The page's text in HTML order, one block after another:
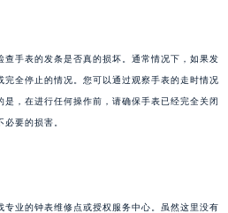
手表的发条是否真的损坏。通常情况下，如果发
全停止的情况。您可以通过观察手表的走时情况
，在进行任何操作前，请确保手表已经完全关闭
要的损害。
业的钟表维修点或授权服务中心。虽然这里没有